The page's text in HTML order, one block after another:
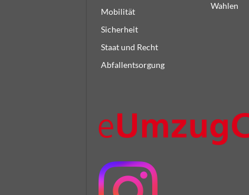
Mobilität
Sicherheit
Staat und Recht
Abfallentsorgung
Wahlen